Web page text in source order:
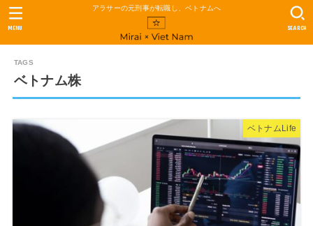
アラサーの元刑事が転職し、ベトナムへ
SEARCH
MENU
ベトナム株
ベトナムLife